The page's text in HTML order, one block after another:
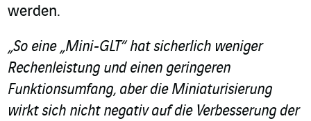
werden.
„So eine „Mini-GLT“ hat sicherlich weniger
Rechenleistung und einen geringeren
Funktionsumfang, aber die Miniaturisierung
wirkt sich nicht negativ auf die Verbesserung der